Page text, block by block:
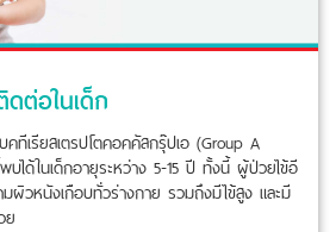
ต่อในเด็ก
คทีเรียสเตรปโตคอคคัสกรุ๊ปเอ (Group A
บได้ในเด็กอายุระหว่าง 5-15 ปี ทั้งนี้ ผู้ป่วยไข้อี
ผิวหนังเกือบทั่วร่างกาย รวมถึงมีไข้สูง และมี
ย